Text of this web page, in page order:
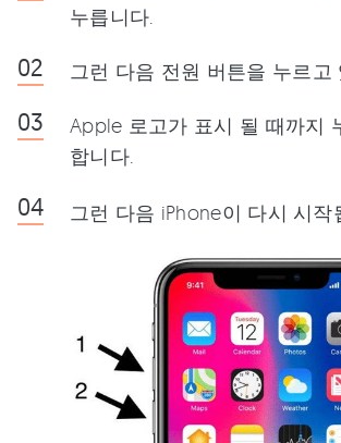
누릅니다.
그런 다음 전원 버튼을 누르고
Apple 로고가 표시 될 때까지
합니다.
그런 다음 iPhone이 다시 시작